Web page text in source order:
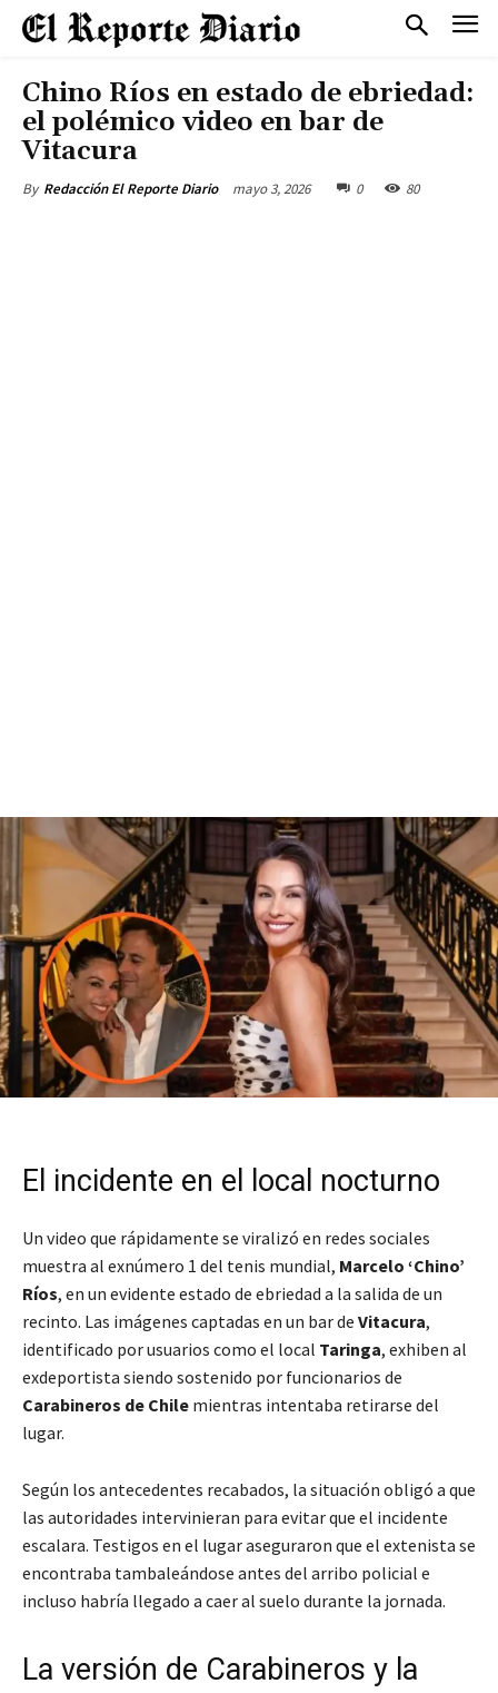
Chino Ríos en estado de ebriedad:
el polémico video en bar de
Vitacura
By Redacción El Reporte Diario mayo 3, 2026 0 80
El incidente en el local nocturno
Un video que rápidamente se viralizó en redes sociales
muestra al exnúmero 1 del tenis mundial, Marcelo ‘Chino’
Ríos, en un evidente estado de ebriedad a la salida de un
recinto. Las imágenes captadas en un bar de Vitacura,
identificado por usuarios como el local Taringa, exhiben al
exdeportista siendo sostenido por funcionarios de
Carabineros de Chile mientras intentaba retirarse del
lugar.
Según los antecedentes recabados, la situación obligó a que
las autoridades intervinieran para evitar que el incidente
escalara. Testigos en el lugar aseguraron que el extenista se
encontraba tambaleándose antes del arribo policial e
incluso habría llegado a caer al suelo durante la jornada.
La versión de Carabineros y la